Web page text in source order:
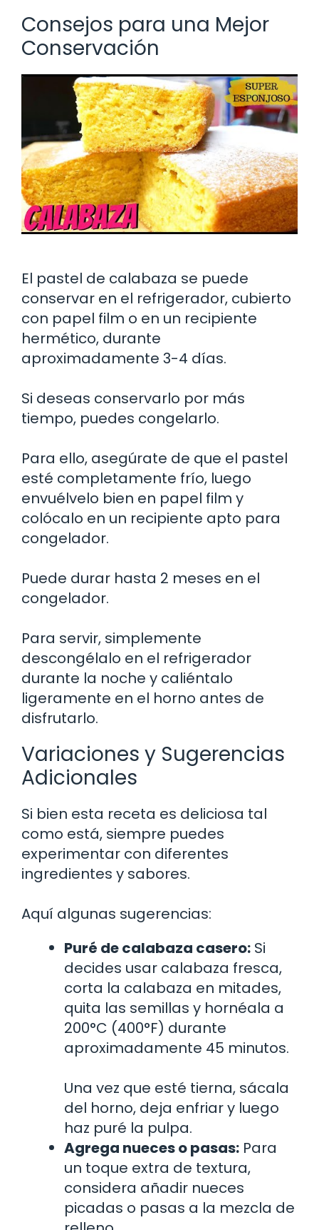
Consejos para una Mejor
Conservación
El pastel de calabaza se puede
conservar en el refrigerador, cubierto
con papel film o en un recipiente
hermético, durante
aproximadamente 3-4 días.
Si deseas conservarlo por más
tiempo, puedes congelarlo.
Para ello, asegúrate de que el pastel
esté completamente frío, luego
envuélvelo bien en papel film y
colócalo en un recipiente apto para
congelador.
Puede durar hasta 2 meses en el
congelador.
Para servir, simplemente
descongélalo en el refrigerador
durante la noche y caliéntalo
ligeramente en el horno antes de
disfrutarlo.
Variaciones y Sugerencias
Adicionales
Si bien esta receta es deliciosa tal
como está, siempre puedes
experimentar con diferentes
ingredientes y sabores.
Aquí algunas sugerencias:
Puré de calabaza casero: Si
decides usar calabaza fresca,
corta la calabaza en mitades,
quita las semillas y hornéala a
200°C (400°F) durante
aproximadamente 45 minutos.
Una vez que esté tierna, sácala
del horno, deja enfriar y luego
haz puré la pulpa.
Agrega nueces o pasas: Para
un toque extra de textura,
considera añadir nueces
picadas o pasas a la mezcla de